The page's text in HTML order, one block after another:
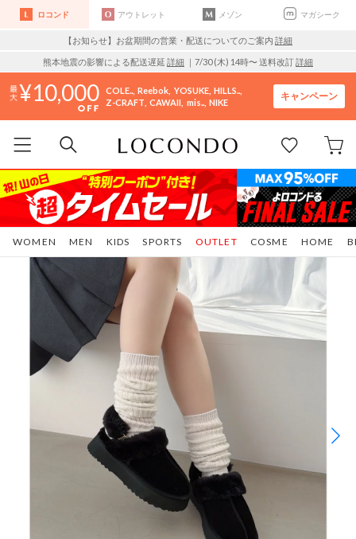
ロコンド アウトレット メゾン マガシーク
【お知らせ】お盆期間の営業・配送についてのご案内 詳細
熊本地震の影響による配送遅延 詳細 ｜7/30 (木) 14時〜 送料改訂詳細
10,000 COLE.. Reebok YOSUKE HILLS..
Z-CRAFT CAWAII mis.. NIKE
キャンペーン
WOMEN MEN KIDS SPORTS COSME HOME
OUTLET